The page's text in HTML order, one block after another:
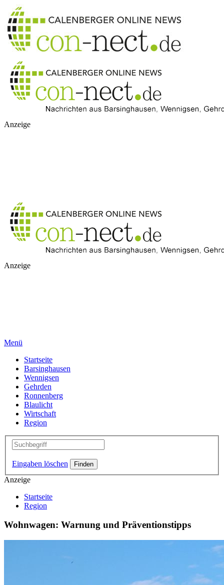
Anzeige
Anzeige
Menü
Startseite
Barsinghausen
Wennigsen
Gehrden
Ronnenberg
Blaulicht
Wirtschaft
Region
Eingaben löschen
Anzeige
Startseite
Region
Wohnwagen: Warnung und Präventionstipps